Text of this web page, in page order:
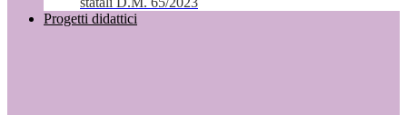
Progetti didattici